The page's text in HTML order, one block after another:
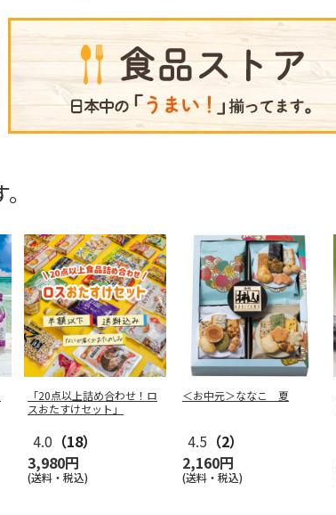
「20点以上詰め合わせ！ロ
スおたすけセット」
4.0 （18）
3,980円
(送料・税込)
＜お中元＞ななこ 夏
4.5 （2）
2,160円
(送料・税込)